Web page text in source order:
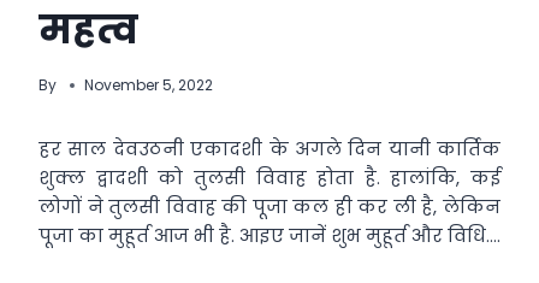
महत्व
By November 5, 2022
हर साल देवउठनी एकादशी के अगले दिन यानी कार्तिक
शुक्ल द्वादशी को तुलसी विवाह होता है. हालांकि, कई
लोगों ने तुलसी विवाह की पूजा कल ही कर ली है, लेकिन
पूजा का मुहूर्त आज भी है. आइए जानें शुभ मुहूर्त और विधि….